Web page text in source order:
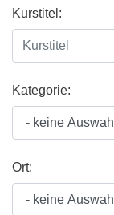
Kurstitel:
Kategorie:
Ort: